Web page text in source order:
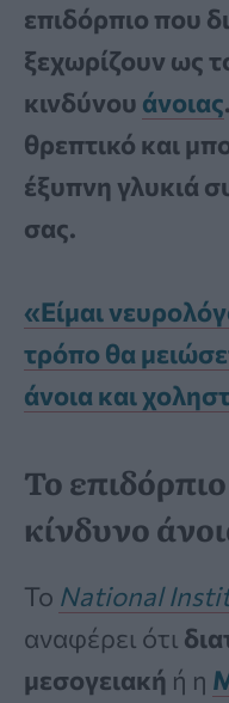
επιδόρπιο που
ξεχωρίζουν ως
κινδύνου άνοιας
θρεπτικό και
έξυπνη γλυκιά
σας.
«Είμαι
τρόπο θα
άνοια και
Το
κίνδυνο
Το National
αναφέρει ότι
μεσογειακή ή η